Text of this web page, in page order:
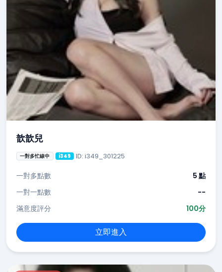
歆歆兒
一對多忙線中 i349 ID: i349_301225
一對多點數
5 點
一對一點數
--
滿意度評分
100分
立即進入